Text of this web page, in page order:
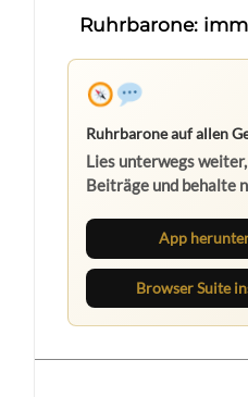
Ruhrbarone:
Ruhrbarone auf allen
Lies unterwegs
Beiträge und behalte
App
Browser Suite